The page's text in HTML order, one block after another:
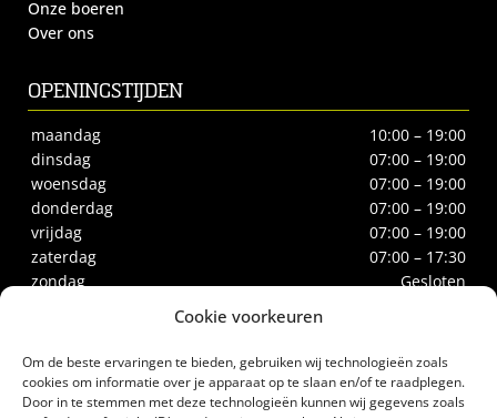
Cookie voorkeuren
Om de beste ervaringen te bieden, gebruiken wij technologieën zoals
cookies om informatie over je apparaat op te slaan en/of te raadplegen.
Door in te stemmen met deze technologieën kunnen wij gegevens zoals
Onze boeren
Over ons
OPENINGSTIJDEN
maandag
10:00 – 19:00
dinsdag
07:00 – 19:00
woensdag
07:00 – 19:00
donderdag
07:00 – 19:00
vrijdag
07:00 – 19:00
zaterdag
07:00 – 17:30
zondag
Gesloten
Biltstraat 66
3572BE Utrecht